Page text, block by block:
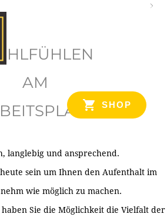
SHOP
AM
langlebig und ansprechend.
sein um Ihnen den Aufenthalt im
wie möglich zu machen.
Sie die Möglichkeit die Vielfalt der